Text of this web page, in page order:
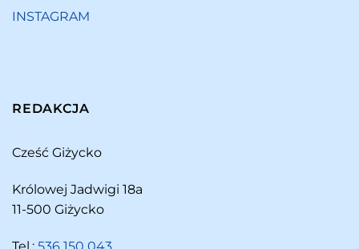
INSTAGRAM
REDAKCJA
Cześć Giżycko
Królowej Jadwigi 18a
11-500 Giżycko
Tel.: 536 150 043